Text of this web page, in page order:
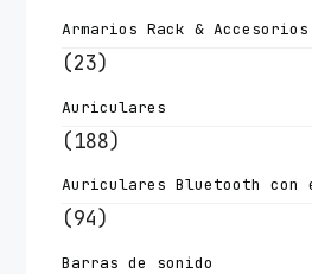
Armarios Rack & Accesorios
(23)
Auriculares
(188)
Auriculares Bluetooth con
(94)
Barras de sonido